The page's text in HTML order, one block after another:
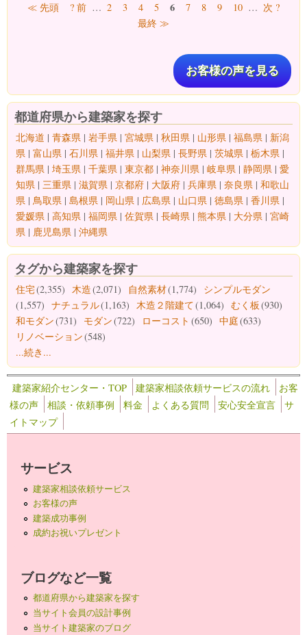
ページ
≪ 先頭 ? 前 … 2 3 4 5 6 7 8 9 10 … 次 ?
最終 ≫
お客様の声を見る
都道府県から建築家を探す
北海道 | 青森県 | 岩手県 | 宮城県 | 秋田県 | 山形県 | 福島県 | 新潟
県 | 富山県 | 石川県 | 福井県 | 山梨県 | 長野県 | 茨城県 | 栃木県 |
群馬県 | 埼玉県 | 千葉県 | 東京都 | 神奈川県 | 岐阜県 | 静岡県 | 愛
知県 | 三重県 | 滋賀県 | 京都府 | 大阪府 | 兵庫県 | 奈良県 | 和歌山
県 | 鳥取県 | 島根県 | 岡山県 | 広島県 | 山口県 | 徳島県 | 香川県 |
愛媛県 | 高知県 | 福岡県 | 佐賀県 | 長崎県 | 熊本県 | 大分県 | 宮崎
県 | 鹿児島県 | 沖縄県
タグから建築家を探す
住宅(2,355) 木造(2,071) 自然素材(1,774)
シンプルモダン
(1,557) ナチュラル(1,163) 木造２階建て(1,064) むく板 (930)
和モダン(731) モダン(722) ローコスト (650) 中庭(633)
リノベーション(548)
...続き...
建築家紹介センター・TOP 建築家相談依頼サービスの流れ
お客
様の声
相談・依頼事例 料金 よくある質問 安心安全宣言
サ
イトマップ
サービス
建築家相談依頼サービス
お客様の声
建築成功事例
成約お祝いプレゼント
ブログなど一覧
都道府県から建築家を探す
当サイト会員の設計事例
当サイト建築家のブログ